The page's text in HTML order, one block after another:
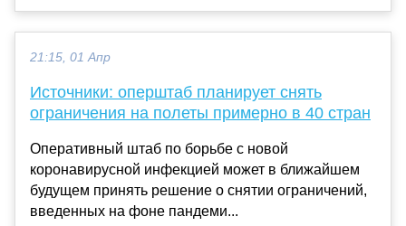
21:15, 01 Апр
Источники: оперштаб планирует снять
ограничения на полеты примерно в 40 стран
Оперативный штаб по борьбе с новой
коронавирусной инфекцией может в ближайшем
будущем принять решение о снятии ограничений,
введенных на фоне пандеми...